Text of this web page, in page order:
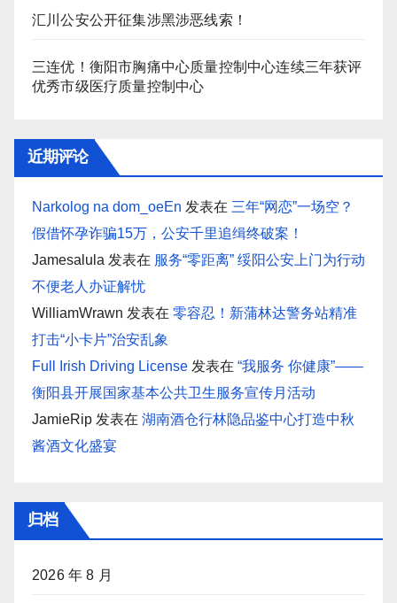
汇川公安公开征集涉黑涉恶线索！
三连优！衡阳市胸痛中心质量控制中心连续三年获评
优秀市级医疗质量控制中心
近期评论
Narkolog na dom_oeEn 发表在 三年“网恋”一场空？
假借怀孕诈骗15万，公安千里追缉终破案！
Jamesalula 发表在 服务“零距离” 绥阳公安上门为行动
不便老人办证解忧
WilliamWrawn 发表在 零容忍！新蒲林达警务站精准
打击“小卡片”治安乱象
Full Irish Driving License 发表在 “我服务 你健康”——
衡阳县开展国家基本公共卫生服务宣传月活动
JamieRip 发表在 湖南酒仓行林隐品鉴中心打造中秋
酱酒文化盛宴
归档
2026 年 8 月